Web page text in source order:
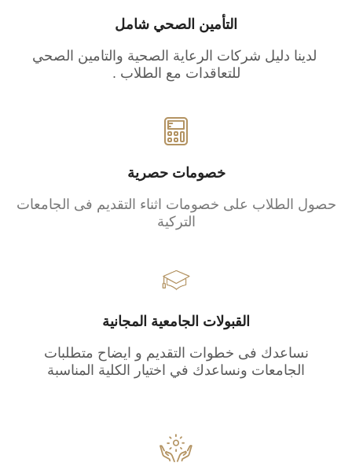
التأمين الصحي شامل
لدينا دليل شركات الرعاية الصحية والتامين الصحي
للتعاقدات مع الطلاب .
خصومات حصرية
حصول الطلاب على خصومات اثناء التقديم فى الجامعات
التركية
القبولات الجامعية المجانية
نساعدك فى خطوات التقديم و ايضاح متطلبات
الجامعات ونساعدك في اختيار الكلية المناسبة